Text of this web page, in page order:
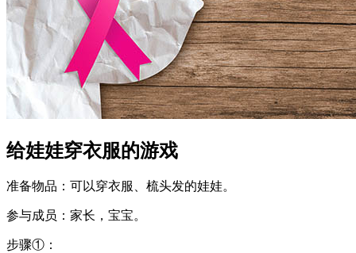
给娃娃穿衣服的游戏
准备物品：可以穿衣服、梳头发的娃娃。
参与成员：家长，宝宝。
步骤①：